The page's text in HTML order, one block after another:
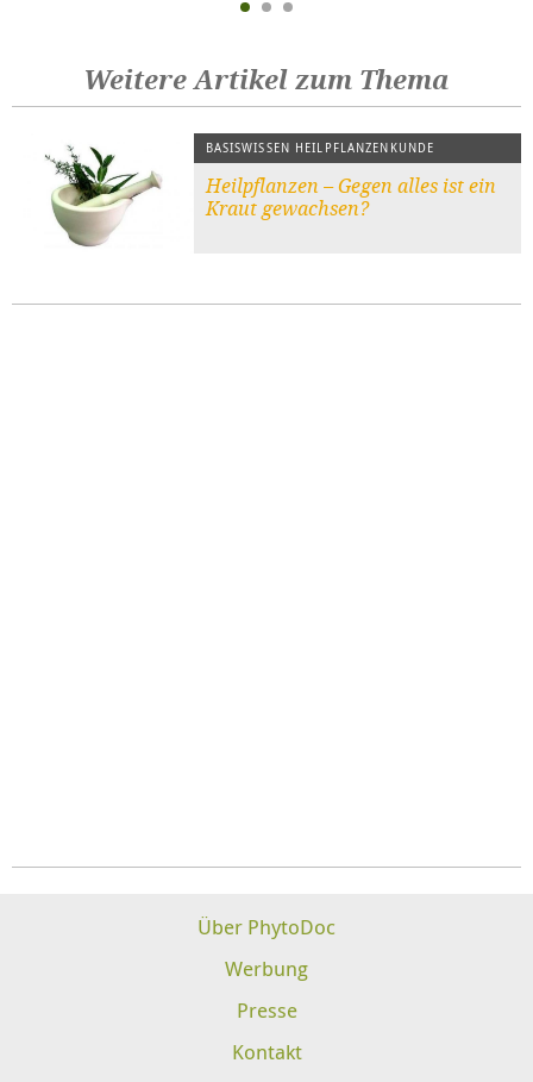
Weitere Artikel zum Thema
BASISWISSEN HEILPFLANZENKUNDE
Heilpflanzen – Gegen alles ist ein
Kraut gewachsen?
Über PhytoDoc
Werbung
Presse
Kontakt